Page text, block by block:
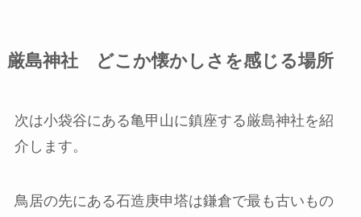
厳島神社 どこか懐かしさを感じる場所
次は小袋谷にある亀甲山に鎮座する厳島神社を紹
介します。
鳥居の先にある石造庚申塔は鎌倉で最も古いもの